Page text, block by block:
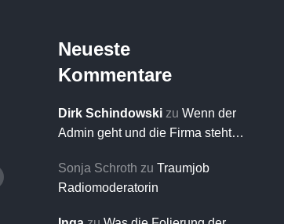
Neueste
Kommentare
Dirk Schindowski zu Wenn der
Admin geht und die Firma steht…
Sonja Schroth zu Traumjob
Radiomoderatorin